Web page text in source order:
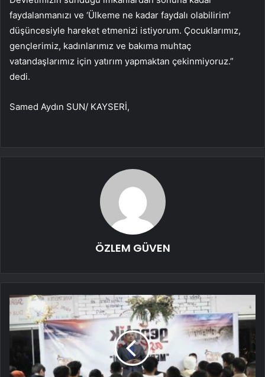
faydalanmanızı ve ‘Ülkeme ne kadar faydalı olabilirim’
düşüncesiyle hareket etmenizi istiyorum. Çocuklarımız,
gençlerimiz, kadınlarımız ve bakıma muhtaç
vatandaşlarımız için yatırım yapmaktan çekinmiyoruz.”
dedi.
Samed Aydın SUN/ KAYSERİ,
ÖZLEM GÜVEN